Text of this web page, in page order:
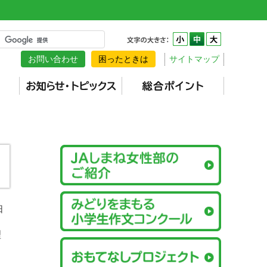
お問い合わせ 困ったときは サイトマップ